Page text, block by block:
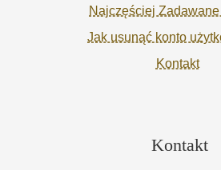
Najczęściej
Jak usunąć konto
Kontakt
Kontakt